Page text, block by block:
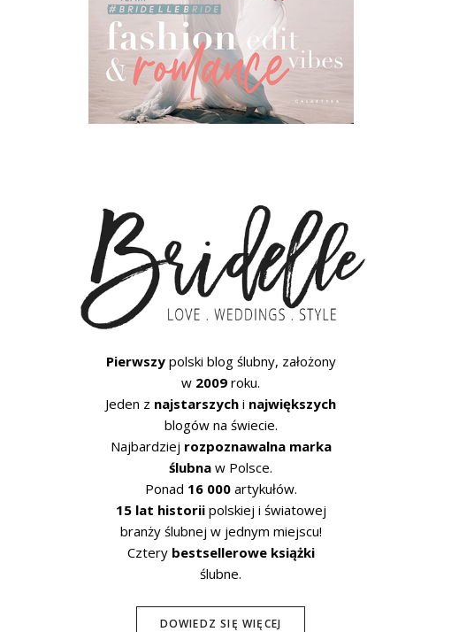
Pierwszypolski blog ślubny, założony
w 2009 roku.
Jeden z najstarszych i największych
blogów na świecie.
Najbardziej rozpoznawalna marka
ślubna w Polsce.
Ponad 16 000artykułów.
15 lat historiipolskiej i światowej
branży ślubnej w jednym miejscu!
Cztery bestsellerowe książki
ślubne.
DOWIEDZ SIĘ WIĘCEJ